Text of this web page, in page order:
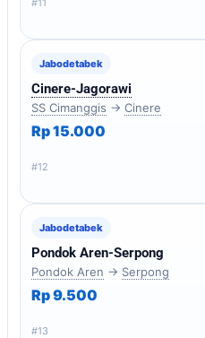
Jabodetabek
Cinere-Jagorawi
SS Cimanggis → Cinere
Rp 15.000
#12
Jabodetabek
Pondok Aren-Serpong
Pondok Aren → Serpong
Rp 9.500
#13